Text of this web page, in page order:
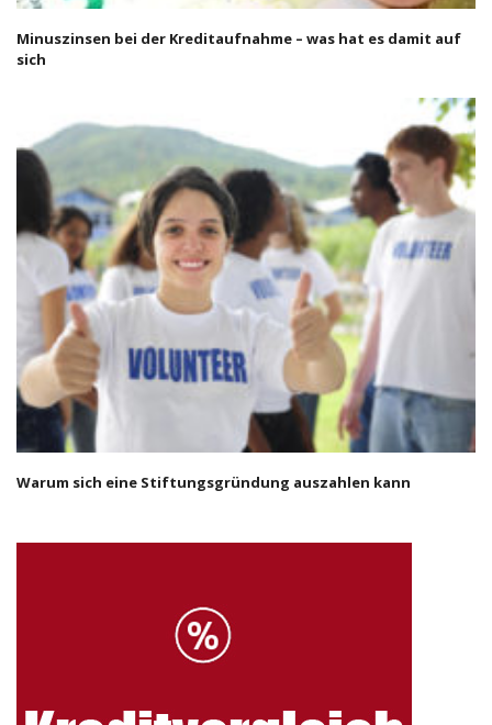
Minuszinsen bei der Kreditaufnahme – was hat es damit auf
sich
Warum sich eine Stiftungsgründung auszahlen kann